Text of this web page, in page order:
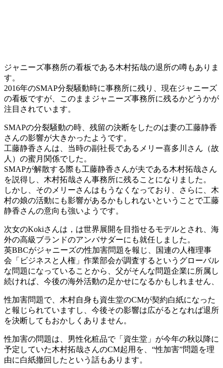
ジャニーズ事務所の看板である木村拓哉の退所の噂もありま
す。
2016年のSMAP分裂騒動時に事務所に残り、現在ジャニーズ
の看板ですが、このままジャニーズ事務所に残るかどうかが
注目されています。
SMAPの分裂騒動の時、残留の決断をしたのは妻の工藤静香
さんの影響が大きかったようです。
工藤静香さんは、当時の副社長であるメリー喜多川さん（故
人）の蜜月関係でした。
SMAPが解散する際も工藤静香さんが夫である木村拓哉さん
を説得し、木村拓哉さん事務所に残ることになりました。
しかし、そのメリーさんはもうなくなっており、さらに、木
村の娘の活動にも影響があるかもしれないということで工藤
静香さんの意向も強いようです。
次女のKokiさんは，は世界展開を目指せるモデルとされ、海
外の高級ブランドのアンバサダーにも就任しました。
英BBCがジャニーズの性加害問題を報じ、国連の人権理事
会「ビジネスと人権」作業部会が調査するというグローバル
な問題になっていることから、父がそんな問題企業に所属し
続ければ、今後の海外活動の足かせになるかもしれません、
性加害問題で、木村自身も資生堂のCMが契約白紙になった
と報じられていますし、今後その影響は広がるとなれば退所
を決断してもおかしくありません。
性加害の問題は、男性化粧品で「資生堂」が今年の秋以降に
予定していた木村拓哉さんのCM起用を、“性加害”問題を理
由に白紙撤回したという話もあります。